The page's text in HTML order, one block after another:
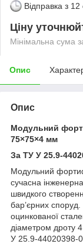
Відправка з 12
Ціну
Мінімальна сума
Опис
Опис
Модульний
75×75×4 мм
За ТУ У 25.9-
Модульний
сучасна
швидкого
бар’єрних споруд.
оцинкованої
діаметром дроту
У 25.9-44020398-